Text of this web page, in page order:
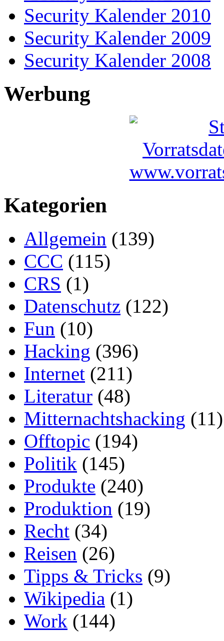
Security Kalender 2010
Security Kalender 2009
Security Kalender 2008
Werbung
Kategorien
Allgemein (139)
CCC (115)
CRS (1)
Datenschutz (122)
Fun (10)
Hacking (396)
Internet (211)
Literatur (48)
Mitternachtshacking (11)
Offtopic (194)
Politik (145)
Produkte (240)
Produktion (19)
Recht (34)
Reisen (26)
Tipps & Tricks (9)
Wikipedia (1)
Work (144)